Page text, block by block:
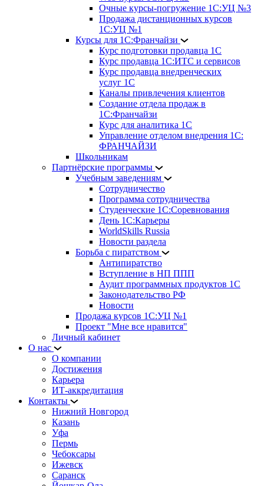
Очные курсы-погружение 1С:УЦ №3
Продажа дистанционных курсов
1С:УЦ №1
Курсы для 1С:Франчайзи
Курс подготовки продавца 1С
Курс продавца 1С:ИТС и сервисов
Курс продавца внедренческих
услуг 1С
Каналы привлечения клиентов
Создание отдела продаж в
1С:Франчайзи
Курс для аналитика 1С
Управление отделом внедрения 1С:
ФРАНЧАЙЗИ
Школьникам
Партнёрские программы
Учебным заведениям
Сотрудничество
Программа сотрудничества
Студенческие 1С:Соревнования
День 1С:Карьеры
WorldSkills Russia
Новости раздела
Борьба с пиратством
Антипиратство
Вступление в НП ППП
Аудит программных продуктов 1С
Законодательство РФ
Новости
Продажа курсов 1С:УЦ №1
Проект "Мне все нравится"
Личный кабинет
О нас
О компании
Достижения
Карьера
ИТ-аккредитация
Контакты
Нижний Новгород
Казань
Уфа
Пермь
Чебоксары
Ижевск
Саранск